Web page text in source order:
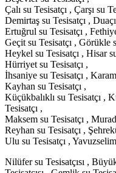
Çalı su Tesisatçı , Çarşı su
Demirtaş su Tesisatçı ,
Ertuğrul su Tesisatçı ,
Geçit su Tesisatçı , Görükle
Heykel su Tesisatçı , Hisar
Hürriyet su Tesisatçı ,
İhsaniye su Tesisatçı ,
Kayhan su Tesisatçı ,
Küçükbalıklı su Tesisatçı ,
Tesisatçı ,
Maksem su Tesisatçı ,
Reyhan su Tesisatçı ,
Ulu su Tesisatçı ,
Nilüfer su Tesisatçısı ,